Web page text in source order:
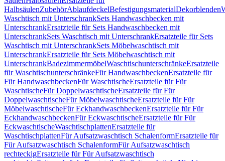
HalbsäulenZubehörAblaufdeckelBefestigungsmaterialDekorblenden
Waschtisch mit UnterschrankSets Handwaschbecken mit
UnterschrankErsatzteile für Sets Handwaschbecken mit
UnterschrankSets Waschtisch mit UnterschrankErsatzteile für Sets
Waschtisch mit UnterschrankSets Möbelwaschtisch mit
UnterschrankErsatzteile für Sets Möbelwaschtisch mit
UnterschrankBadezimmermöbelWaschtischunterschränkeErsatzteile
für WaschtischunterschränkeFür HandwaschbeckenErsatzteile für
Für HandwaschbeckenFür WaschtischeErsatzteile für Für
WaschtischeFür DoppelwaschtischeErsatzteile für Für
DoppelwaschtischeFür MöbelwaschtischeErsatzteile für Für
MöbelwaschtischeFür EckhandwaschbeckenErsatzteile für Für
EckhandwaschbeckenFür EckwaschtischeErsatzteile für Für
EckwaschtischeWaschtischplattenErsatzteile für
WaschtischplattenFür Aufsatzwaschtisch SchalenformErsatzteile für
Für Aufsatzwaschtisch SchalenformFür Aufsatzwaschtisch
rechteckigErsatzteile für Für Aufsatzwaschtisch